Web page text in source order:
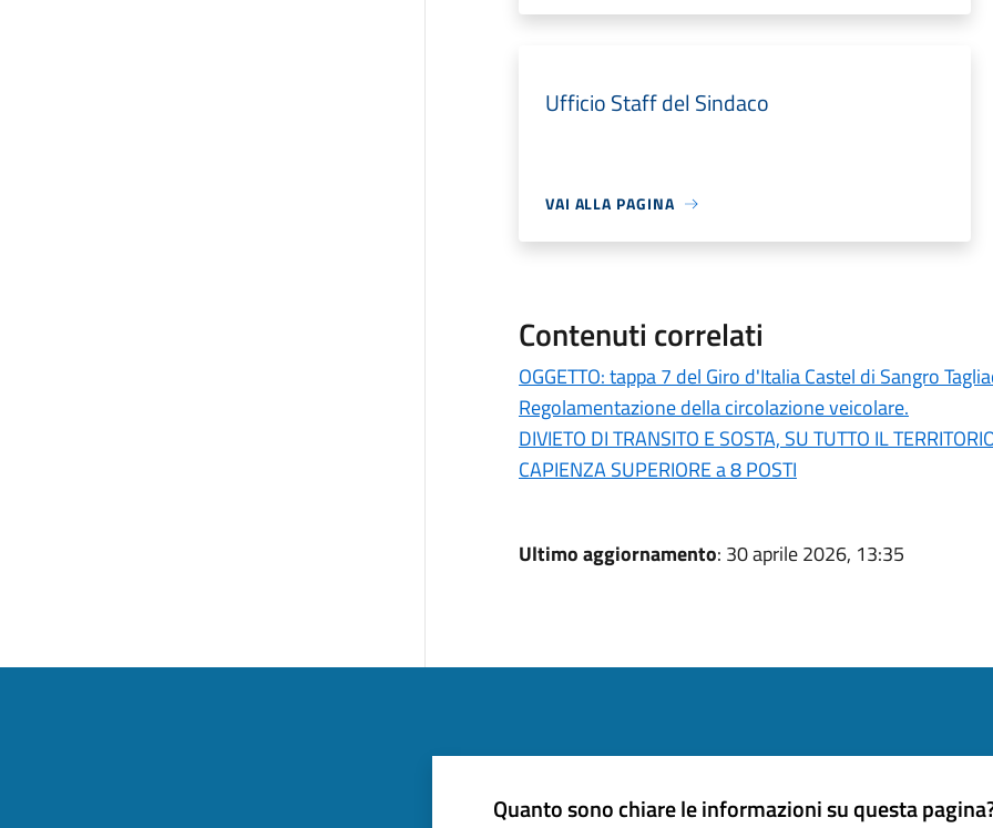
Ufficio Staff del Sindaco
VAI ALLA PAGINA
Contenuti correlati
OGGETTO: tappa 7 del Giro d'Italia Castel di Sangro
Regolamentazione della circolazione veicolare.
DIVIETO DI TRANSITO E SOSTA, SU TUTTO IL
CAPIENZA SUPERIORE a 8 POSTI
Ultimo aggiornamento: 30 aprile 2026, 13:35
Quanto sono chiare le informazioni su questa